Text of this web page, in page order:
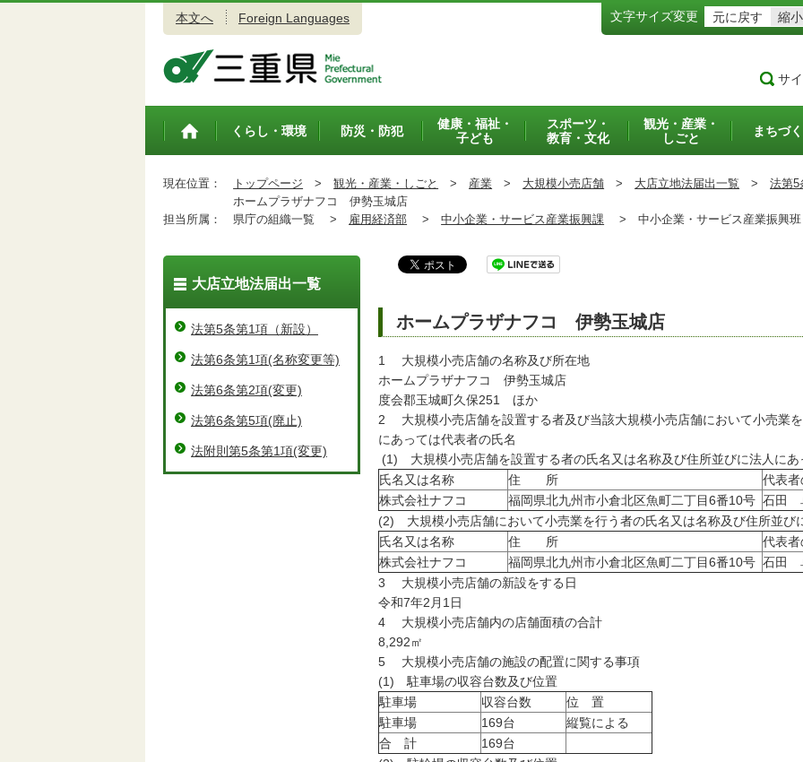
本文へ Foreign Languages 文字サイズ変更 元に戻す 縮小
サ
トップペ
くらし・環境 防災・防犯
健康・福祉・
子ども
スポーツ・
教育・文化
観光・産業・
しごと
まちづ
現在位置： トップページ > 観光・産業・しごと > 産業 > 大規模小売店舗 > 大店立地法届出一覧 >
法第5
ホームプラザナフコ 伊勢玉城店
担当所属：
県庁の組織一覧 > 雇用経済部 > 中小企業・サービス産業振興課 > 中小企業・サービス産業振興
ホームプラザナフコ 伊勢玉城店
1 大規模小売店舗の名称及び所在地
ホームプラザナフコ 伊勢玉城店
度会郡玉城町久保251 ほか
2 大規模小売店舗を設置する者及び当該大規模小売店舗において小売業
にあっては代表者の氏名
(1) 大規模小売店舗を設置する者の氏名又は名称及び住所並びに法人にあ
氏名又は名称
住 所
代表
株式会社ナフコ
福岡県北九州市小倉北区魚町二丁目6番10号 石田
(2) 大規模小売店舗において小売業を行う者の氏名又は名称及び住所並び
氏名又は名称
住 所
代表
株式会社ナフコ
福岡県北九州市小倉北区魚町二丁目6番10号 石田
3 大規模小売店舗の新設をする日
令和7年2月1日
4 大規模小売店舗内の店舗面積の合計
8,292㎡
5 大規模小売店舗の施設の配置に関する事項
(1) 駐車場の収容台数及び位置
駐車場
収容台数
位 置
駐車場
169台
縦覧による
合 計
169台
大店立地法届出一覧
法第5条第1項（新設）
法第6条第1項(名称変更等)
法第6条第2項(変更)
法第6条第5項(廃止)
法附則第5条第1項(変更)